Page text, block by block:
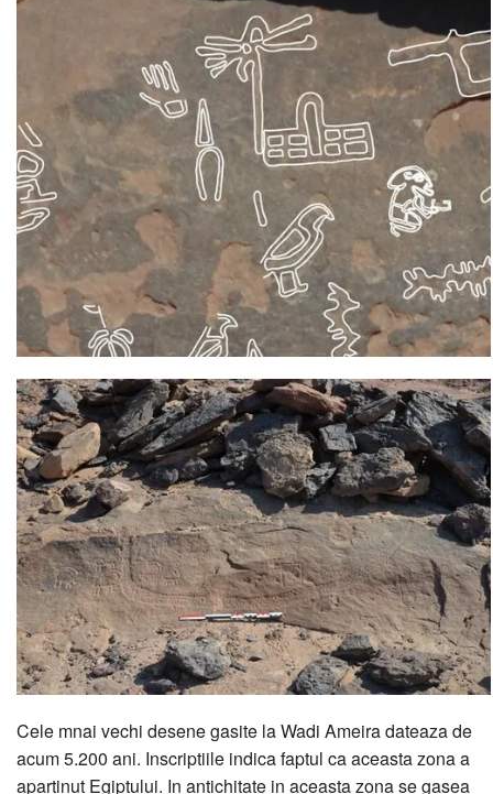
Cele mnai vechi desene gasite la Wadi Ameira dateaza de
acum 5.200 ani. Inscriptiile indica faptul ca aceasta zona a
apartinut Egiptului. In antichitate in aceasta zona se gasea